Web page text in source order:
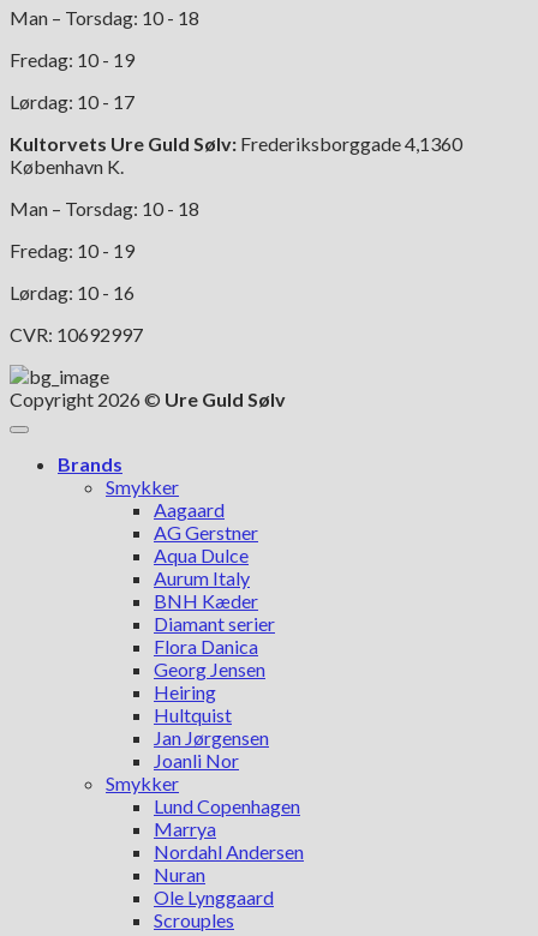
Man – Torsdag: 10 - 18
Fredag: 10 - 19
Lørdag: 10 - 17
Kultorvets Ure Guld Sølv: Frederiksborggade 4,1360
København K.
Man – Torsdag: 10 - 18
Fredag: 10 - 19
Lørdag: 10 - 16
CVR: 10692997
Copyright 2026 © Ure Guld Sølv
Brands
Smykker
Aagaard
AG Gerstner
Aqua Dulce
Aurum Italy
BNH Kæder
Diamant serier
Flora Danica
Georg Jensen
Heiring
Hultquist
Jan Jørgensen
Joanli Nor
Smykker
Lund Copenhagen
Marrya
Nordahl Andersen
Nuran
Ole Lynggaard
Scrouples